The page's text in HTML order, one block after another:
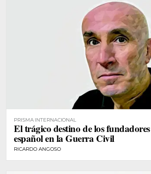
PRISMA INTERNACIONAL
El trágico destino de los
español en la Guerra Civil
RICARDO ANGOSO